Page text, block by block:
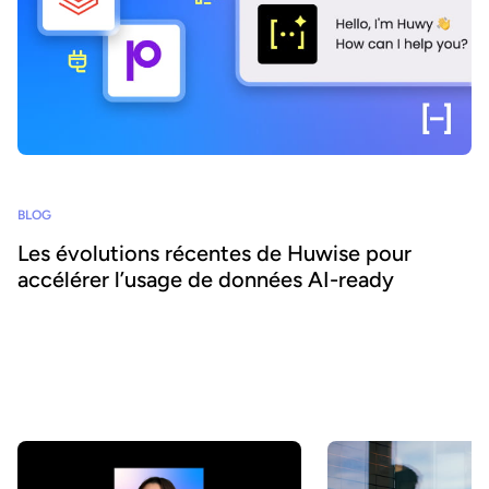
BLOG
Les évolutions récentes de Huwise pour
accélérer l’usage de données AI-ready